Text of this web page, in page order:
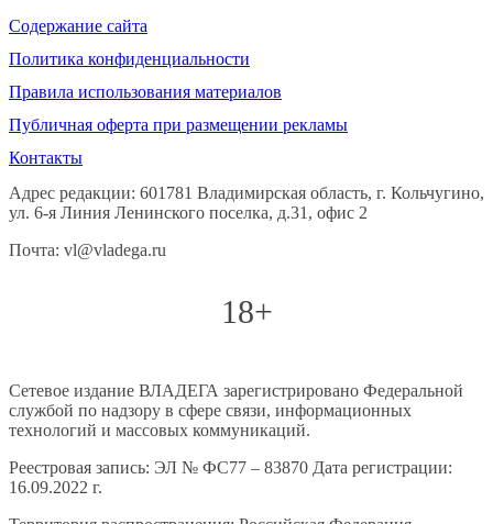
Содержание сайта
Политика конфиденциальности
Правила использования материалов
Публичная оферта при размещении рекламы
Контакты
Адрес редакции: 601781 Владимирская область, г. Кольчугино,
ул. 6-я Линия Ленинского поселка, д.31, офис 2
Почта: vl@vladega.ru
18+
Сетевое издание ВЛАДЕГА зарегистрировано Федеральной
службой по надзору в сфере связи, информационных
технологий и массовых коммуникаций.
Реестровая запись: ЭЛ № ФС77 – 83870 Дата регистрации:
16.09.2022 г.